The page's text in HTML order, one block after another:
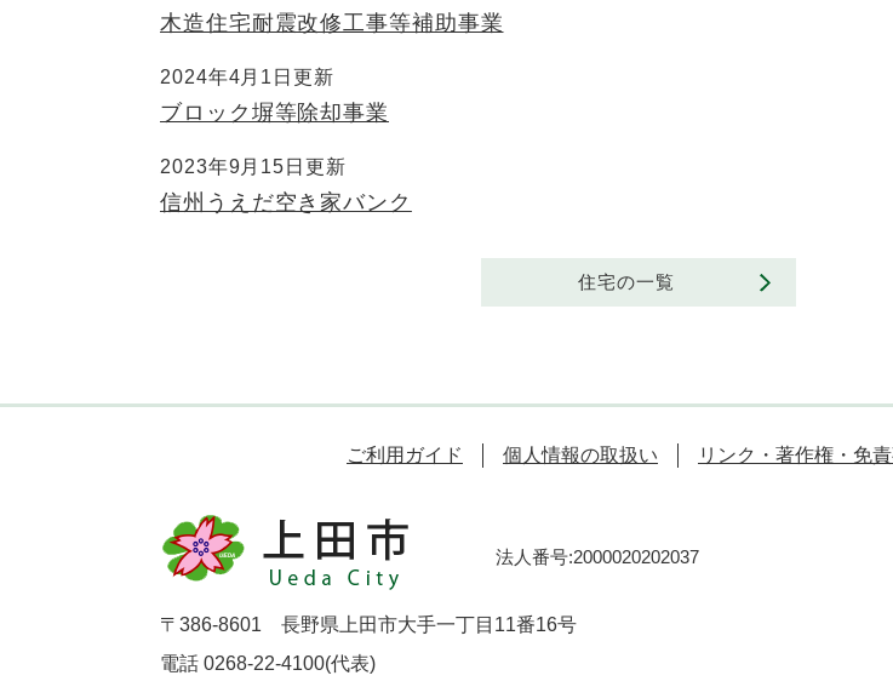
木造住宅耐震改修工事等補助事業
2024年4月1日更新
ブロック塀等除却事業
2023年9月15日更新
信州うえだ空き家バンク
住宅の一覧
ご利用ガイド 個人情報の取扱い リンク・著作権・免
法人番号:2000020202037
〒386-8601 長野県上田市大手一丁目11番16号
電話 0268-22-4100(代表)